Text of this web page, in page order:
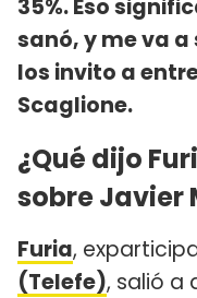
35%. Eso
sanó, y me va a
los invito a
Scaglione.
¿Qué dijo
sobre Javier
Furia,
(Telefe), salió a